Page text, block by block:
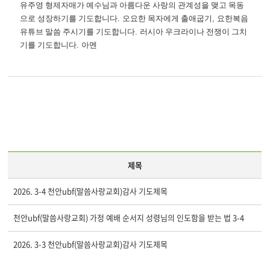
유주영 형제자매가 예수님과 아름다운 사랑의 관계성을 맺고 목동
으로 성장하기를 기도합니다. 오요한 목자에게 출애굽기 , 요한복음
유튜브 말씀 주시기를 기도합니다. 러시아 우크라이나 전쟁이 그치
기를 기도합니다. 아멘
제목
2026. 3-4 천안ubf(말씀사랑교회)감사 기도제목
천안ubf(말씀사랑교회) 가정 예배 순서지 성령님의 인도함을 받는 법 3-4
2026. 3-3 천안ubf(말씀사랑교회)감사 기도제목